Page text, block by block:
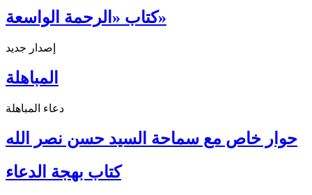
كتاب «الرحمة الواسعة»
إصدار جديد
المباهلة
دعاء المباهلة
حوار خاص مع سماحة السيد حسن نصر الله
كتاب بهجة الدعاء